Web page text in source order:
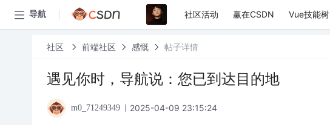
导航 社区活动 赢在CSDN Vue技能树
社区 前端社区 感慨 帖子详情
遇见你时，导航说：您已到达目的地
m0_71249349 2025-04-09 23:15:24